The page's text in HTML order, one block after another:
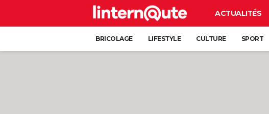
ACTUALITÉS
BRICOLAGE LIFESTYLE CULTURE SPORT